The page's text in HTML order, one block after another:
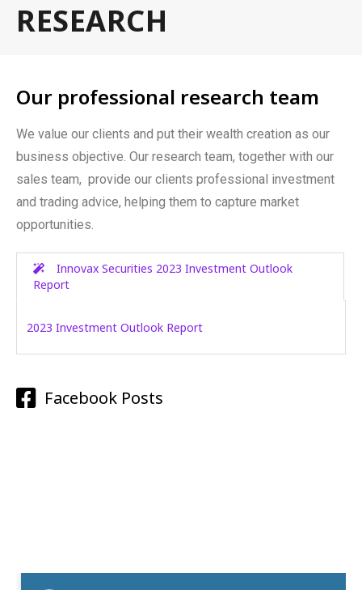
RESEARCH
Our professional research team
We value our clients and put their wealth creation as our
business objective. Our research team, together with our
sales team, provide our clients professional investment
and trading advice, helping them to capture market
opportunities.
Innovax Securities 2023 Investment Outlook
Report
2023 Investment Outlook Report
Facebook Posts